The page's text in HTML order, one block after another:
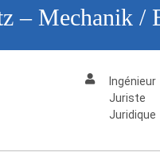
– Mechanik
Ingénieur
Juriste
Juridique